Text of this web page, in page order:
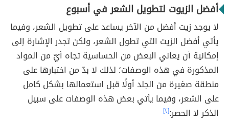
أفضل الزيوت لتطويل الشعر في أسبوع
لا يوجد زيت أفضل من الآخر يساعد على تطويل الشعر، وفيما
يأتي أفضل الزيت التي تطول الشعر، ولكن تجدر الإشارة إلى
إمكانية أن يعاني البعض من الحساسية تجاه أيّ من المواد
المذكورة في هذه الوصفات؛ لذلك لا بدّ من اختبارها على
منطقة صغيرة من الجلد أولًا قبل استعمالها بشكل كامل
على الشعر، وفيما يأتي بعض هذه الوصفات على سبيل
الذكر لا الحصر:[٢]